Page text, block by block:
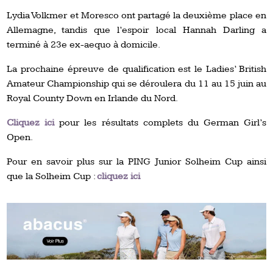
Lydia Volkmer et Moresco ont partagé la deuxième place en
Allemagne, tandis que l’espoir local Hannah Darling a
terminé à 23e ex-aequo à domicile.
La prochaine épreuve de qualification est le Ladies’ British
Amateur Championship qui se déroulera du 11 au 15 juin au
Royal County Down en Irlande du Nord.
Cliquez icipour les résultats complets du German Girl’s
Open.
Pour en savoir plus sur la PING Junior Solheim Cup ainsi
que la Solheim Cup :cliquez ici